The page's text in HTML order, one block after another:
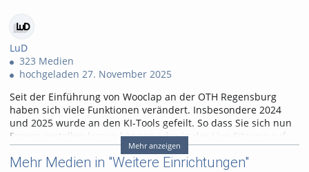
views
favorites
LuD
323 Medien
hochgeladen 27. November 2025
Seit der Einführung von Wooclap an der OTH Regensburg
haben sich viele Funktionen verändert. Insbesondere 2024
und 2025 wurde an den KI-Tools gefeilt. So dass Sie sich nun
Fragen erstellen lassen können oder in der Live-Sitzung auf
KI-Agenten zur Unterstützung zurückgreifen können. Wir
zeigen die Neue Benutzeroberfläche und die KI-
Mehr anzeigen
Mehr Medien in "Weitere Einrichtungen"